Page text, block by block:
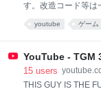
す。改造コード等は
youtube ゲーム
YouTube -
15 users
THIS GUY IS THE